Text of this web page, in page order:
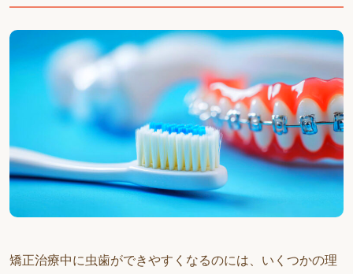
矯正治療中に虫歯ができやすくなるのには、いくつかの理